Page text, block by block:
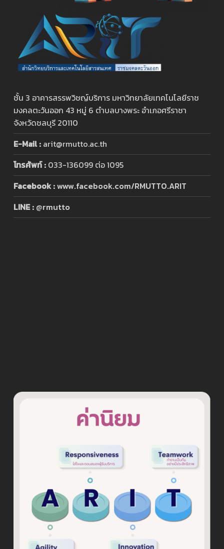
ชั้น 3 อาคารสรรพวิชญ์บริการ มหาวิทยาลัยเทคโนโลยีราช
มงคลตะวันออก 43 หมู่ 6 ตำบลบางพระ อำเภอศรีราชา
จังหวัดชลบุรี 20110
E-Mail : arit@rmutto.ac.th
โทรศัพท์ : 033-136099 ต่อ 1095
Facebook :www.facebook.com/RMUTTO.ARIT
LINE : @rmutto